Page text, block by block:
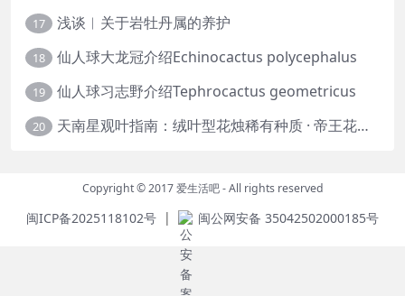
17 浅谈︱关于岩牡丹属的养护
18 仙人球大龙冠介绍Echinocactus polycephalus
19 仙人球习志野介绍Tephrocactus geometricus
20 天南星观叶指南：绒叶型花烛稀有种质 · 帝王花烛等
Copyright © 2017爱生活吧- All rights reserved
闽ICP备2025118102号 | 闽公网安备 35042502000185号